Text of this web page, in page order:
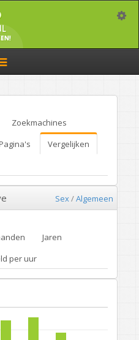
Zoekmachines
Vergelijken
Sex/Algemeen
Jaren
per uur